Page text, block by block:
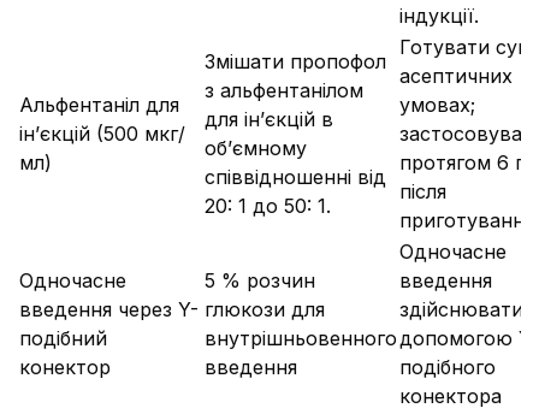
індукції.
Альфентаніл для
ін’єкцій (500 мкг/
мл)
Змішати пропофол
з альфентанілом
для ін’єкцій в
об’ємному
співвідношенні від
20: 1 до 50: 1.
Готувати
асептичних
умовах;
протягом 6
після
приготування.
Одночасне
введення через Y-
подібний
конектор
5 % розчин
глюкози для
внутрішньовенного
введення
Одночасне
введення
здійснювати
допомогою Y-
подібного
конектора